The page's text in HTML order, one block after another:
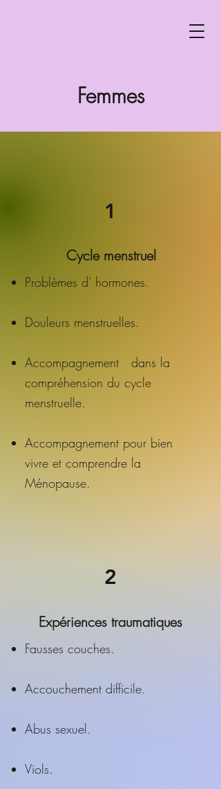
Femmes
1
Cycle menstruel
Problèmes d' hormones.​
Douleurs menstruelles.
Accompagnement dans la
compréhension du cycle
menstruelle.
Accompagnement pour bien
vivre et comprendre la
Ménopause.
2
Expériences traumatiques
Fausses couches.
Accouchement difficile.
Abus sexuel.
Viols.